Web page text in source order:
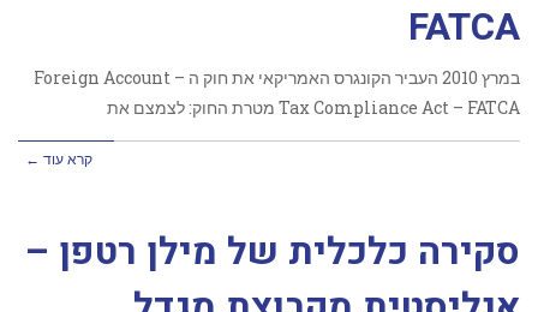
FATCA
במרץ 2010 העביר הקונגרס האמריקאי את חוק ה – Foreign Account
Tax Compliance Act – FATCA מטרת החוק: לצמצם את
קרא עוד ←
סקירה כלכלית של מילן רטפן –